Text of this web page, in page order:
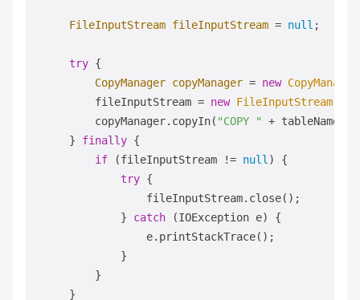
FileInputStream fileInputStream = null ;
try {
CopyManager copyManager = new CopyManager
         fileInputStream =
new FileInputStream
         copyManager.copyIn(
"COPY " + tableName +
     }
finally {
if (fileInputStream != null ) {
try {
                 fileInputStream.close();
             }
catch (IOException e) {
                 e.printStackTrace();
             }
         }
     }